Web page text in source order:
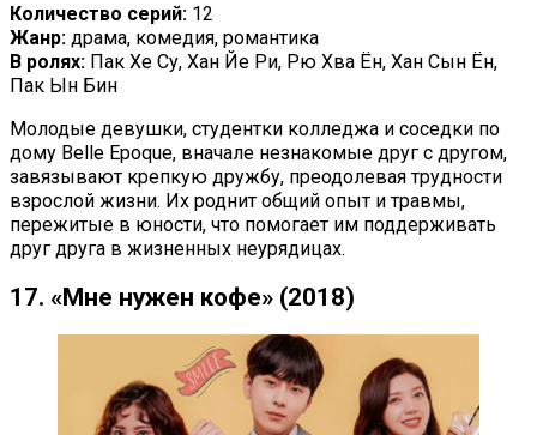
Количество серий: 12
Жанр: драма, комедия, романтика
В ролях: Пак Хе Су, Хан Йе Ри, Рю Хва Ён, Хан Сын Ён,
Пак Ын Бин
Молодые девушки, студентки колледжа и соседки по
дому Belle Epoque, вначале незнакомые друг с другом,
завязывают крепкую дружбу, преодолевая трудности
взрослой жизни. Их роднит общий опыт и травмы,
пережитые в юности, что помогает им поддерживать
друг друга в жизненных неурядицах.
17. «Мне нужен кофе» (2018)